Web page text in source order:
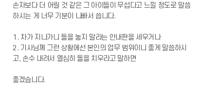
손자보다 더 어릴 것 같은 그 아이들이 무섭다고 느낄 정도로 말씀
하시는 게 너무 기분이 나빠서 씁니다.
1. 차가 지나가니 돌을 놓지 말라는 안내판을 세우거나
2. 기사님께 그런 상황에선 본인의 업무 범위이니 좋게 말씀하시
고, 손수 내려서 열심히 돌을 치우라고 말하면
좋겠습니다.